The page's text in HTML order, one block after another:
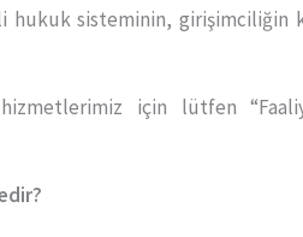
sisteminin, girişimciliğin
için lütfen